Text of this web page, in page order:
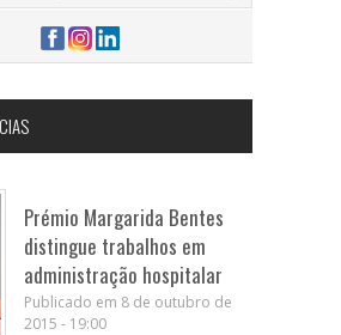
Prémio Margarida Bentes
distingue trabalhos em
administração hospitalar
Publicado em 8 de outubro de
2015 - 19:00